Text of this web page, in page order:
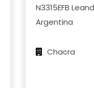
N3315EFB
Argentina
Chacra